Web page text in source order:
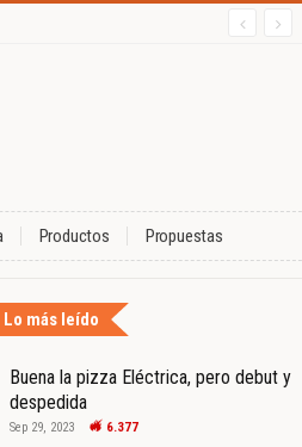
Productos Propuestas
Lo más leído
Buena la pizza Eléctrica, pero debut y
despedida
Sep 29, 2023 6.377